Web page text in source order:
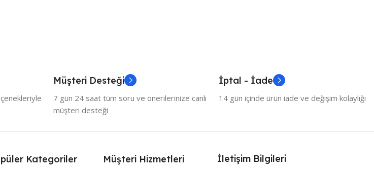
Müşteri Desteği
7 gün 24 saat tüm soru ve önerilerinize canlı
müşteri desteği
İptal - İade
14 gün içinde ürün iade ve değişim kolaylığı
Kategoriler Müşteri Hizmetleri İletişim Bilgileri